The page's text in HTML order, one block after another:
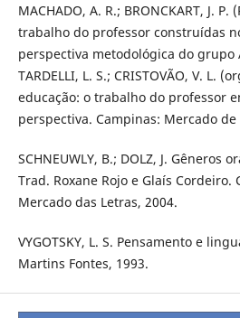
MACHADO, A. R.; BRONCKART, J.
trabalho do professor construídas
perspectiva metodológica do grupo
TARDELLI, L. S.; CRISTOVÃO, V. L.
educação: o trabalho do professor
perspectiva. Campinas: Mercado de
SCHNEUWLY, B.; DOLZ, J. Gêneros
Trad. Roxane Rojo e Glaís Cordeiro.
Mercado das Letras, 2004.
VYGOTSKY, L. S. Pensamento e
Martins Fontes, 1993.